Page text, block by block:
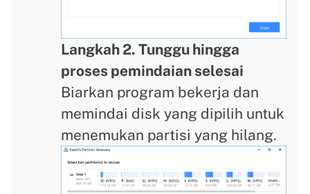
Langkah 2. Tunggu hingga
proses pemindaian selesai
Biarkan program bekerja dan
memindai disk yang dipilih untuk
menemukan partisi yang hilang.